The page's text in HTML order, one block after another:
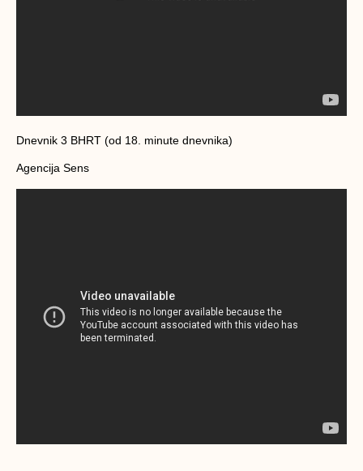
Dnevnik 3 BHRT (od 18. minute dnevnika)
Agencija Sens